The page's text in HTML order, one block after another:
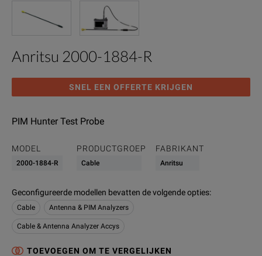
Anritsu 2000-1884-R
SNEL EEN OFFERTE KRIJGEN
PIM Hunter Test Probe
MODEL
2000-1884-R
PRODUCTGROEP
Cable
FABRIKANT
Anritsu
Geconfigureerde modellen bevatten de volgende opties:
Cable Antenna & PIM Analyzers
Cable & Antenna Analyzer Accys
TOEVOEGEN OM TE VERGELIJKEN